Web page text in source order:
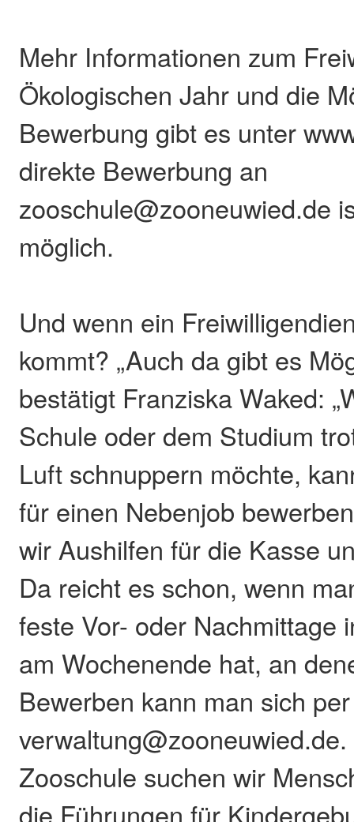
Mehr Informationen zum
Ökologischen Jahr und die
Bewerbung gibt es unter
direkte Bewerbung an
zooschule@zooneuwied.de
möglich.
Und wenn ein
kommt? „Auch da gibt es
bestätigt Franziska Waked:
Schule oder dem Studium
Luft schnuppern möchte,
für einen Nebenjob
wir Aushilfen für die Kasse
Da reicht es schon, wenn
feste Vor- oder Nachmittage
am Wochenende hat, an
Bewerben kann man sich
Zooschule suchen wir
die Führungen für